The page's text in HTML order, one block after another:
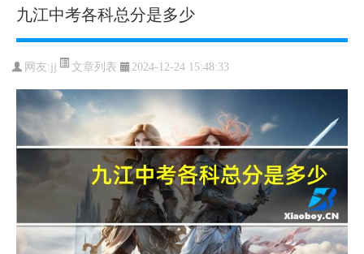
九江中考各科总分是多少
网友:jj 文章列表 2024-12-24 15:48:33